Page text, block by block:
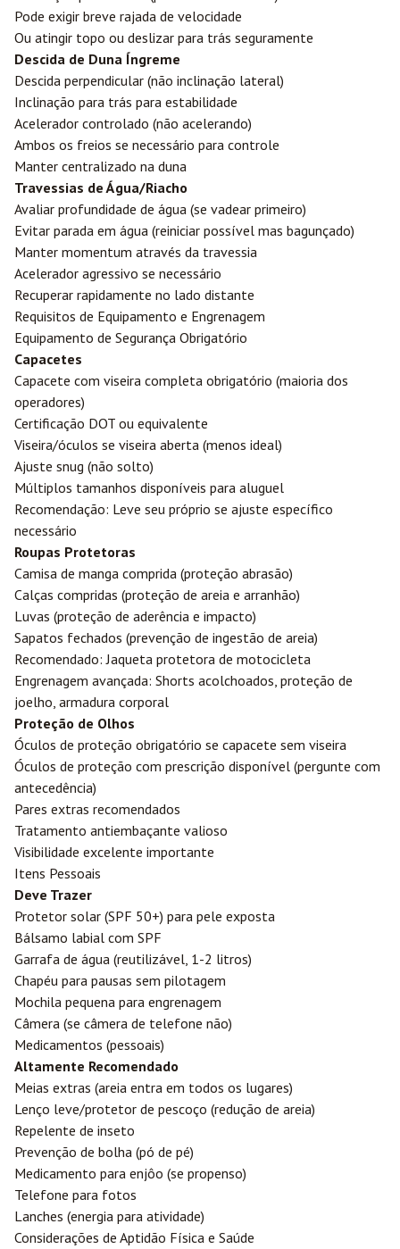
Pode exigir breve rajada de velocidade
Ou atingir topo ou deslizar para trás seguramente
Descida de Duna Íngreme
Descida perpendicular (não inclinação lateral)
Inclinação para trás para estabilidade
Acelerador controlado (não acelerando)
Ambos os freios se necessário para controle
Manter centralizado na duna
Travessias de Água/Riacho
Avaliar profundidade de água (se vadear primeiro)
Evitar parada em água (reiniciar possível mas bagunçado)
Manter momentum através da travessia
Acelerador agressivo se necessário
Recuperar rapidamente no lado distante
Requisitos de Equipamento e Engrenagem
Equipamento de Segurança Obrigatório
Capacetes
Capacete com viseira completa obrigatório (maioria dos
operadores)
Certificação DOT ou equivalente
Viseira/óculos se viseira aberta (menos ideal)
Ajuste snug (não solto)
Múltiplos tamanhos disponíveis para aluguel
Recomendação: Leve seu próprio se ajuste específico
necessário
Roupas Protetoras
Camisa de manga comprida (proteção abrasão)
Calças compridas (proteção de areia e arranhão)
Luvas (proteção de aderência e impacto)
Sapatos fechados (prevenção de ingestão de areia)
Recomendado: Jaqueta protetora de motocicleta
Engrenagem avançada: Shorts acolchoados, proteção de
joelho, armadura corporal
Proteção de Olhos
Óculos de proteção obrigatório se capacete sem viseira
Óculos de proteção com prescrição disponível (pergunte com
antecedência)
Pares extras recomendados
Tratamento antiembaçante valioso
Visibilidade excelente importante
Itens Pessoais
Deve Trazer
Protetor solar (SPF 50+) para pele exposta
Bálsamo labial com SPF
Garrafa de água (reutilizável, 1-2 litros)
Chapéu para pausas sem pilotagem
Mochila pequena para engrenagem
Câmera (se câmera de telefone não)
Medicamentos (pessoais)
Altamente Recomendado
Meias extras (areia entra em todos os lugares)
Lenço leve/protetor de pescoço (redução de areia)
Repelente de inseto
Prevenção de bolha (pó de pé)
Medicamento para enjôo (se propenso)
Telefone para fotos
Lanches (energia para atividade)
Considerações de Aptidão Física e Saúde